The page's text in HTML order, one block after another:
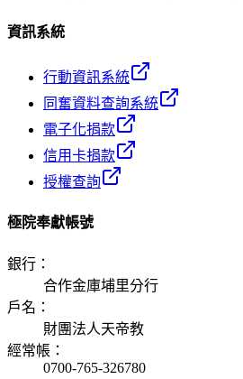
資訊系統
行動資訊系統
同奮資料查詢系統
電子化捐款
信用卡捐款
授權查詢
極院奉獻帳號
銀行 ：
合作金庫埔里分行
戶名 ：
財團法人天帝教
經常帳 ：
0700-765-326780